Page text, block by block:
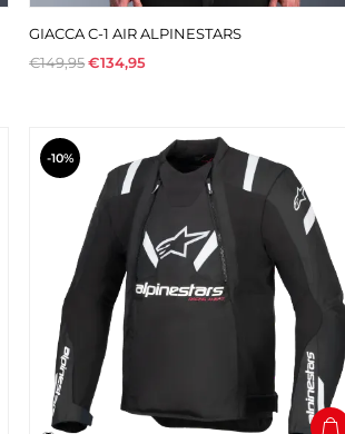
GIACCA C-1 AIR ALPINESTARS
€149,95€134,95
-10%